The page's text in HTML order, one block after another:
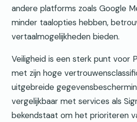
andere platforms zoals Google
minder taalopties hebben,
vertaalmogelijkheden bieden.
Veiligheid is een sterk punt voor
met zijn hoge
uitgebreide
vergelijkbaar met services als
bekendstaat om het prioriteren